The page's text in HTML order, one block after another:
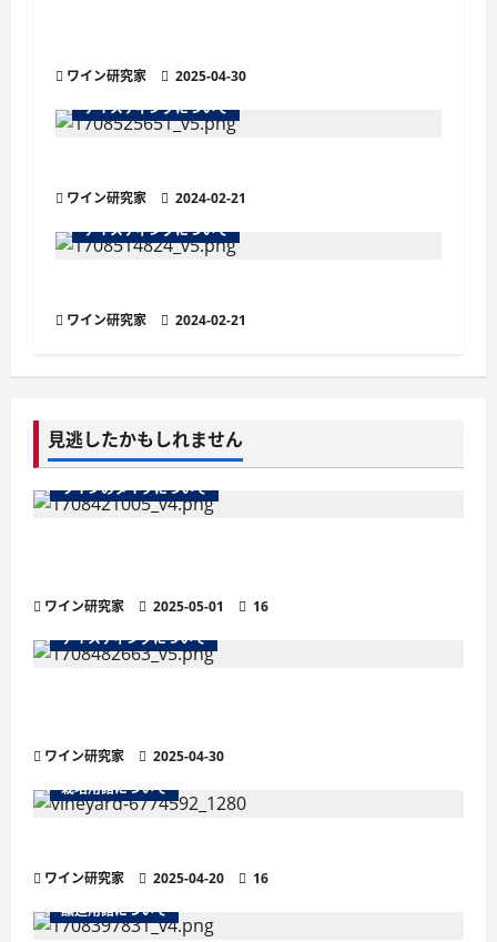
ン
ワイン研究家
2025-04-30
テイスティングについて
ワイン研究家
2024-02-21
テイスティングについて
ワイン研究家 2024-02-21
見逃したかもしれません
ワインのタイプについて
ワイン研究家 2025-05-01
16
テイスティングについて
ワイン研究家
2025-04-30
栽培用語について
ワイン研究家 2025-04-20
16
醸造用語について